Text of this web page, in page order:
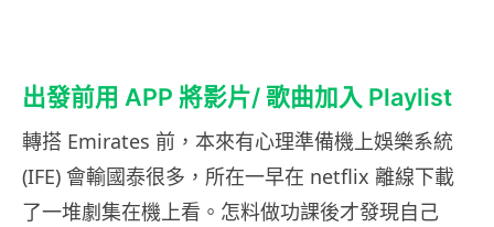
出發前用 APP 將影片/ 歌曲加入 Playlist
轉搭 Emirates 前，本來有心理準備機上娛樂系統
(IFE) 會輸國泰很多，所在一早在 netflix 離線下載
了一堆劇集在機上看。怎料做功課後才發現自己